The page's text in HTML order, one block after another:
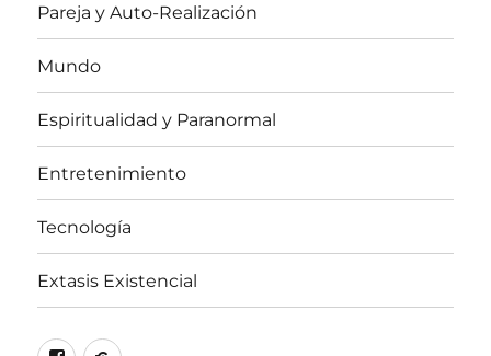
Pareja y Auto-Realización
Mundo
Espiritualidad y Paranormal
Entretenimiento
Tecnología
Extasis Existencial